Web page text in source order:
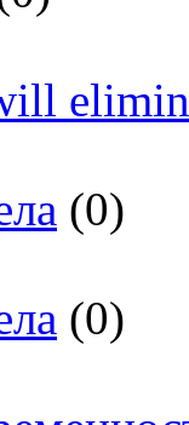
(0)
(0)